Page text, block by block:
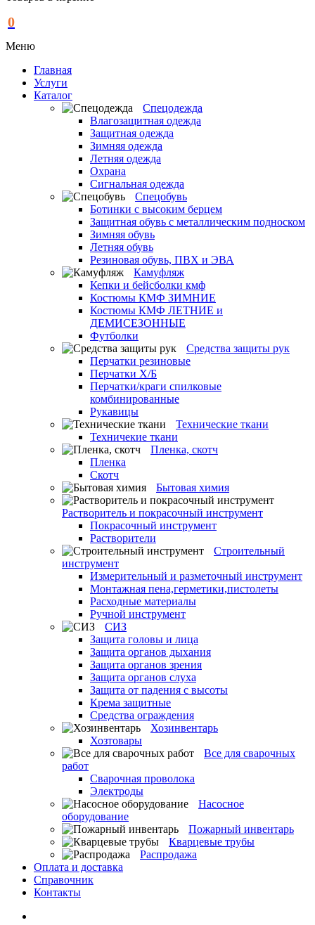
0
Меню
Главная
Услуги
Каталог
Спецодежда
Влагозащитная одежда
Защитная одежда
Зимняя одежда
Летняя одежда
Охрана
Сигнальная одежда
Спецобувь
Ботинки с высоким берцем
Защитная обувь с металлическим подноском
Зимняя обувь
Летняя обувь
Резиновая обувь, ПВХ и ЭВА
Камуфляж
Кепки и бейсболки кмф
Костюмы КМФ ЗИМНИЕ
Костюмы КМФ ЛЕТНИЕ и
ДЕМИСЕЗОННЫЕ
Футболки
Средства защиты рук
Перчатки резиновые
Перчатки Х/Б
Перчатки/краги спилковые
комбинированные
Рукавицы
Технические ткани
Техничекие ткани
Пленка, скотч
Пленка
Скотч
Бытовая химия
Растворитель и покрасочный инструмент
Покрасочный инструмент
Растворители
Строительный
инструмент
Измерительный и разметочный инструмент
Монтажная пена,герметики,пистолеты
Расходные материалы
Ручной инструмент
СИЗ
Защита головы и лица
Защита органов дыхания
Защита органов зрения
Защита органов слуха
Защита от падения с высоты
Крема защитные
Средства ограждения
Хозинвентарь
Хозтовары
Все для сварочных
работ
Сварочная проволока
Электроды
Насосное
оборудование
Пожарный инвентарь
Кварцевые трубы
Распродажа
Оплата и доставка
Справочник
Контакты